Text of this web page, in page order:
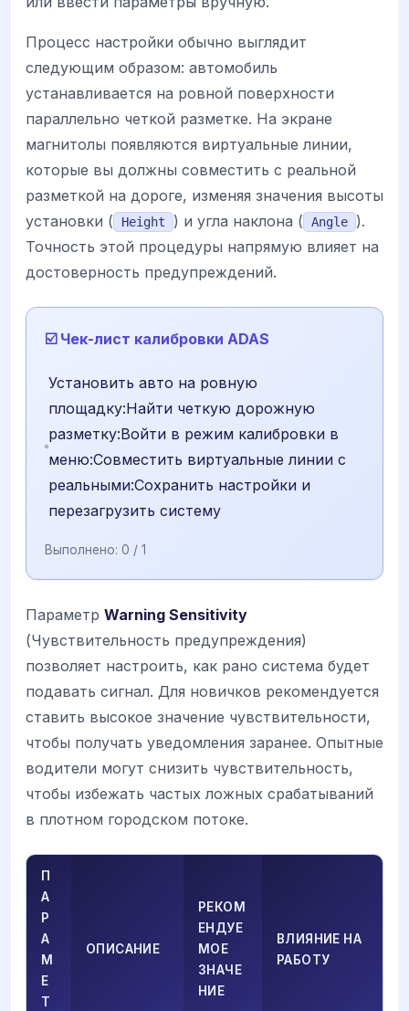
Процесс настройки обычно выглядит
следующим образом: автомобиль
устанавливается на ровной поверхности
параллельно четкой разметке. На экране
магнитолы появляются виртуальные линии,
которые вы должны совместить с реальной
разметкой на дороге, изменяя значения высоты
установки (
Height ) и угла наклона ( Angle
).
Точность этой процедуры напрямую влияет на
достоверность предупреждений.
☑️ Чек-лист калибровки ADAS
Установить авто на ровную
площадку:Найти четкую дорожную
разметку:Войти в режим калибровки в
меню:Совместить виртуальные линии с
реальными:Сохранить настройки и
перезагрузить систему
Выполнено: 0 / 1
Параметр Warning Sensitivity
(Чувствительность предупреждения)
позволяет настроить, как рано система будет
подавать сигнал. Для новичков рекомендуется
ставить высокое значение чувствительности,
чтобы получать уведомления заранее. Опытные
водители могут снизить чувствительность,
чтобы избежать частых ложных срабатываний
в плотном городском потоке.
П
А
Р
А
М
Е
Т
ОПИСАНИЕ
РЕКОМ
ЕНДУЕ
МОЕ
ЗНАЧЕ
НИЕ
ВЛИЯНИЕ НА
РАБОТУ